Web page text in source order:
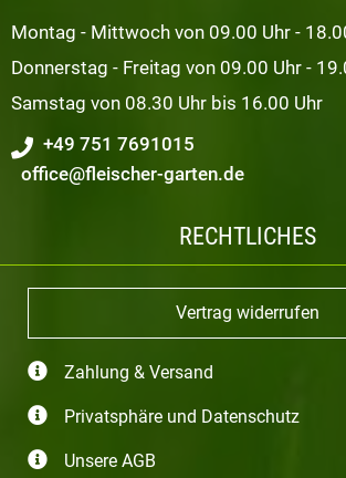
Montag - Mittwoch von 09.00 Uhr -
Donnerstag - Freitag von 09.00 Uhr -
Samstag von 08.30 Uhr bis 16.00 Uhr
+49 751 7691015
office@fleischer-garten.de
RECHTLICHES
Vertrag widerrufen
Zahlung & Versand
Privatsphäre und Datenschutz
Unsere AGB